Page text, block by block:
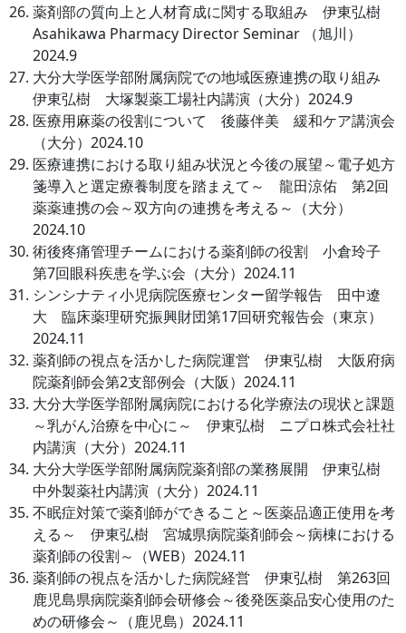
薬剤部の質向上と人材育成に関する取組み 伊東弘樹
Asahikawa Pharmacy Director Seminar （旭川）
2024.9
大分大学医学部附属病院での地域医療連携の取り組み
伊東弘樹 大塚製薬工場社内講演（大分）2024.9
医療用麻薬の役割について 後藤伴美 緩和ケア講演会
（大分）2024.10
医療連携における取り組み状況と今後の展望～電子処方
箋導入と選定療養制度を踏まえて～ 龍田涼佑 第2回
薬薬連携の会～双方向の連携を考える～（大分）
2024.10
術後疼痛管理チームにおける薬剤師の役割 小倉玲子
第7回眼科疾患を学ぶ会（大分）2024.11
シンシナティ小児病院医療センター留学報告 田中遼
大 臨床薬理研究振興財団第17回研究報告会（東京）
2024.11
薬剤師の視点を活かした病院運営 伊東弘樹 大阪府病
院薬剤師会第2支部例会（大阪）2024.11
大分大学医学部附属病院における化学療法の現状と課題
～乳がん治療を中心に～ 伊東弘樹 ニプロ株式会社社
内講演（大分）2024.11
大分大学医学部附属病院薬剤部の業務展開 伊東弘樹
中外製薬社内講演（大分）2024.11
不眠症対策で薬剤師ができること～医薬品適正使用を考
える～ 伊東弘樹 宮城県病院薬剤師会～病棟における
薬剤師の役割～（WEB）2024.11
薬剤師の視点を活かした病院経営 伊東弘樹 第263回
鹿児島県病院薬剤師会研修会～後発医薬品安心使用のた
めの研修会～（鹿児島）2024.11